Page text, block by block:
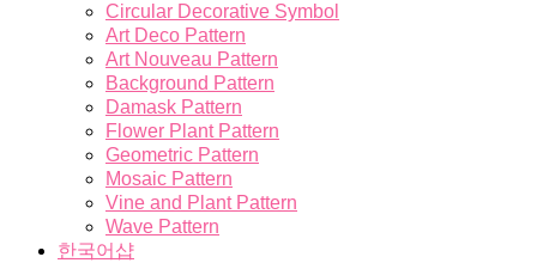
Circular Decorative Symbol
Art Deco Pattern
Art Nouveau Pattern
Background Pattern
Damask Pattern
Flower Plant Pattern
Geometric Pattern
Mosaic Pattern
Vine and Plant Pattern
Wave Pattern
한국어샵